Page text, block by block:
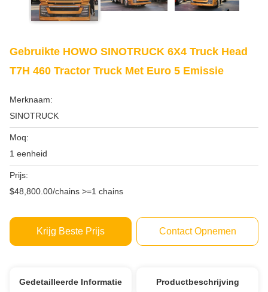
Gebruikte HOWO SINOTRUCK 6X4 Truck Head
T7H 460 Tractor Truck Met Euro 5 Emissie
Merknaam:
SINOTRUCK
Moq:
1 eenheid
Prijs:
$48,800.00/chains >=1 chains
Krijg Beste Prijs Contact Opnemen
Gedetailleerde Informatie Productbeschrijving